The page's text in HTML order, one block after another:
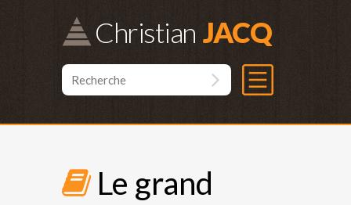
Christian
Le grand